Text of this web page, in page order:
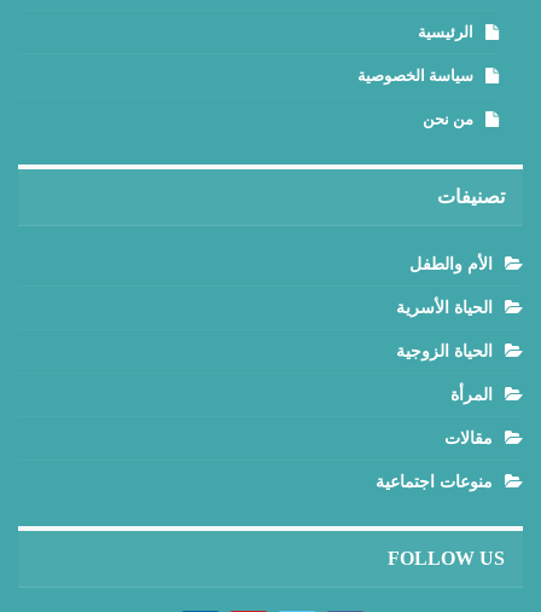
الرئيسية
سياسة الخصوصية
من نحن
تصنيفات
الأم والطفل
الحياة الأسرية
الحياة الزوجية
المرأة
مقالات
منوعات اجتماعية
FOLLOW US